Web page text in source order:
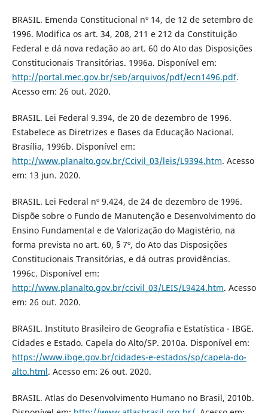
BRASIL. Emenda Constitucional nº 14, de 12 de setembro de
1996. Modifica os art. 34, 208, 211 e 212 da Constituição
Federal e dá nova redação ao art. 60 do Ato das Disposições
Constitucionais Transitórias. 1996a. Disponível em:
http://portal.mec.gov.br/seb/arquivos/pdf/ecn1496.pdf.
Acesso em: 26 out. 2020.
BRASIL. Lei Federal 9.394, de 20 de dezembro de 1996.
Estabelece as Diretrizes e Bases da Educação Nacional.
Brasília, 1996b. Disponível em:
http://www.planalto.gov.br/Ccivil_03/leis/L9394.htm. Acesso
em: 13 jun. 2020.
BRASIL. Lei Federal nº 9.424, de 24 de dezembro de 1996.
Dispõe sobre o Fundo de Manutenção e Desenvolvimento do
Ensino Fundamental e de Valorização do Magistério, na
forma prevista no art. 60, § 7º, do Ato das Disposições
Constitucionais Transitórias, e dá outras providências.
1996c. Disponível em:
http://www.planalto.gov.br/ccivil_03/LEIS/L9424.htm. Acesso
em: 26 out. 2020.
BRASIL. Instituto Brasileiro de Geografia e Estatística - IBGE.
Cidades e Estado. Capela do Alto/SP. 2010a. Disponível em:
https://www.ibge.gov.br/cidades-e-estados/sp/capela-do-
alto.html. Acesso em: 26 out. 2020.
BRASIL. Atlas do Desenvolvimento Humano no Brasil, 2010b.